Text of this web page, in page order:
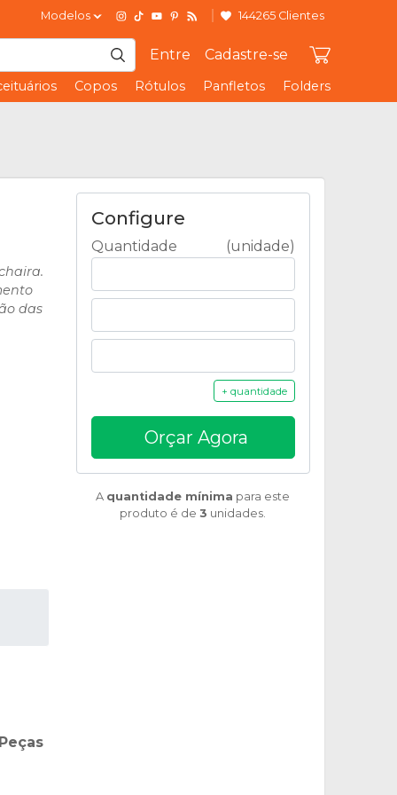
Modelos 144265 Clientes
Entre Cadastre-se
Copos Rótulos Panfletos Folders
das
Configure
Quantidade (unidade)
+ quantidade
Orçar Agora
A quantidade mínima para este
produto é de3 unidades.